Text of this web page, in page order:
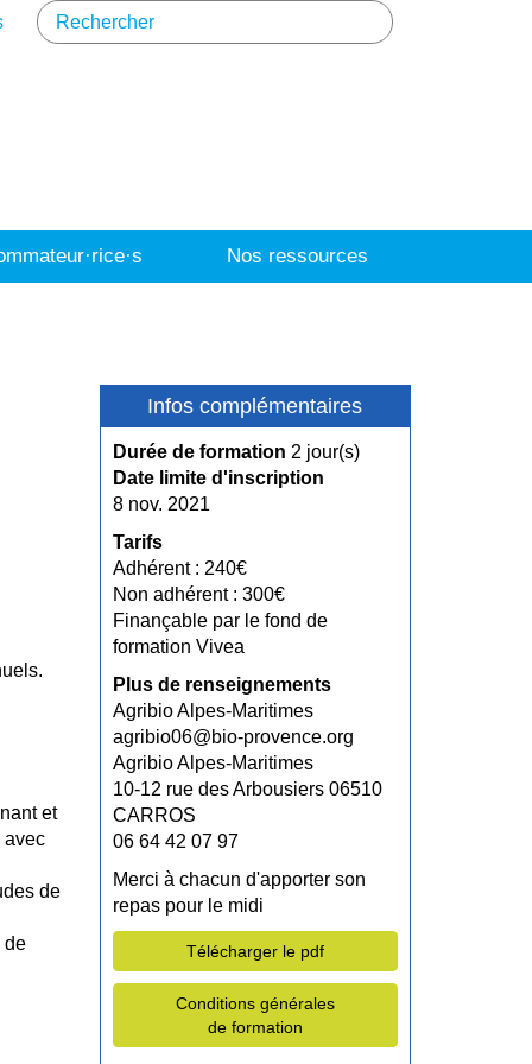
Nos ressources
et
avec
de
de
Infos complémentaires
Durée de formation 2 jour(s)
Date limite d'inscription
8 nov. 2021
Tarifs
Adhérent : 240€
Non adhérent : 300€
Finançable par le fond de
formation Vivea
Plus de renseignements
Agribio Alpes-Maritimes
agribio06@bio-provence.org
Agribio Alpes-Maritimes
10-12 rue des Arbousiers 06510
CARROS
06 64 42 07 97
Merci à chacun d'apporter son
repas pour le midi
Télécharger le pdf
Conditions générales
de formation